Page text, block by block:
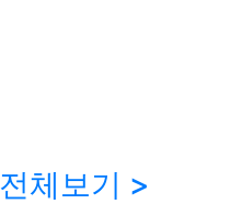
전체보기 >